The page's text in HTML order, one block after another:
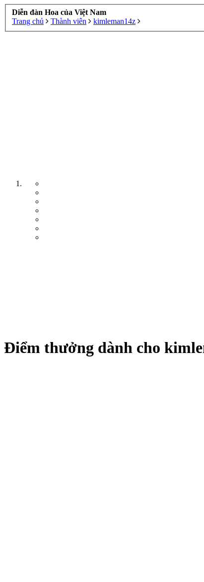
Diễn đàn Hoa của Việt Nam
Trang chủ
Thành viên kimleman14z
Điểm thưởng dành cho